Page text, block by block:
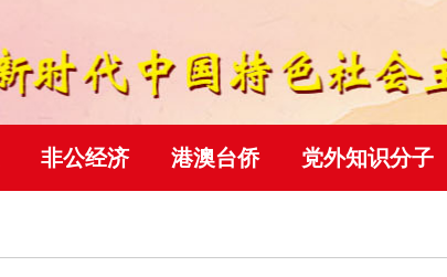
非公经济 港澳台侨 党外知识分子